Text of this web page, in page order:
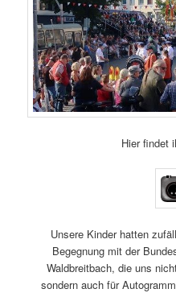
Hier findet
Unsere Kinder hatten
Begegnung mit der
Waldbreitbach, die uns
sondern auch für